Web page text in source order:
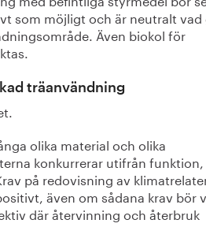
som möjligt och är neutralt vad
Även biokol för
träanvändning
olika material och olika
konkurrerar utifrån funktion,
på redovisning av
även om sådana krav bör
där återvinning och återbruk